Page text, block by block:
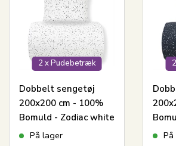
2 x Pudebetræk
Dobbelt sengetøj
200x200 cm - 100%
Bomuld - Zodiac white
- Vendbart med
På lager
-